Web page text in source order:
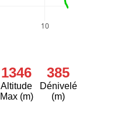
10
1346
Altitude
Max (m)
385
Dénivelé
(m)